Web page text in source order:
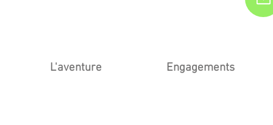
L'aventure Engagements